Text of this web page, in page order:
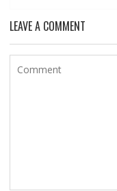
LEAVE A COMMENT